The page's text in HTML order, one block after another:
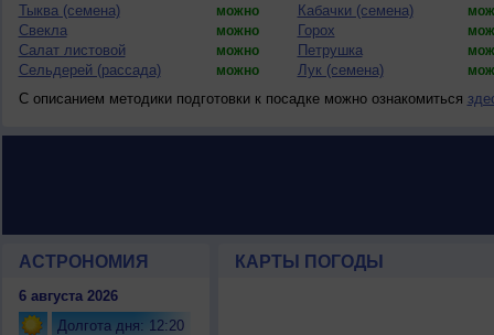
Тыква (семена) можно Кабачки (семена)
Свекла можно Горох
Салат листовой можно Петрушка
Сельдерей (рассада) можно Лук (семена)
С описанием методики подготовки к посадке можно ознакомиться
АСТРОНОМИЯ
6 августа 2026
Долгота дня: 12:20
КАРТЫ ПОГОДЫ